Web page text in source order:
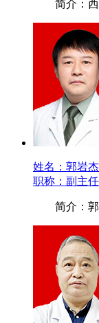
简介：西
姓名：郭岩杰
职称：副主
简介：郭